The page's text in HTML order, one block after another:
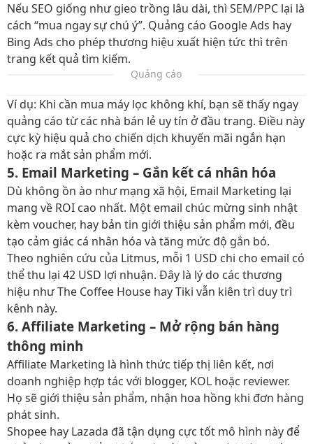
Nếu SEO giống như gieo trồng lâu dài, thì SEM/PPC lại là
cách “mua ngay sự chú ý”. Quảng cáo Google Ads hay
Bing Ads cho phép thương hiệu xuất hiện tức thì trên
trang kết quả tìm kiếm.
Quảng cáo
Ví dụ: Khi cần mua máy lọc không khí, bạn sẽ thấy ngay
quảng cáo từ các nhà bán lẻ uy tín ở đầu trang. Điều này
cực kỳ hiệu quả cho chiến dịch khuyến mãi ngắn hạn
hoặc ra mắt sản phẩm mới.
5. Email Marketing – Gắn kết cá nhân hóa
Dù không ồn ào như mạng xã hội, Email Marketing lại
mang về ROI cao nhất. Một email chúc mừng sinh nhật
kèm voucher, hay bản tin giới thiệu sản phẩm mới, đều
tạo cảm giác cá nhân hóa và tăng mức độ gắn bó.
Theo nghiên cứu của Litmus, mỗi 1 USD chi cho email có
thể thu lại 42 USD lợi nhuận. Đây là lý do các thương
hiệu như The Coffee House hay Tiki vẫn kiên trì duy trì
kênh này.
6. Affiliate Marketing – Mở rộng bán hàng
thông minh
Affiliate Marketing là hình thức tiếp thị liên kết, nơi
doanh nghiệp hợp tác với blogger, KOL hoặc reviewer.
Họ sẽ giới thiệu sản phẩm, nhận hoa hồng khi đơn hàng
phát sinh.
Shopee hay Lazada đã tận dụng cực tốt mô hình này để